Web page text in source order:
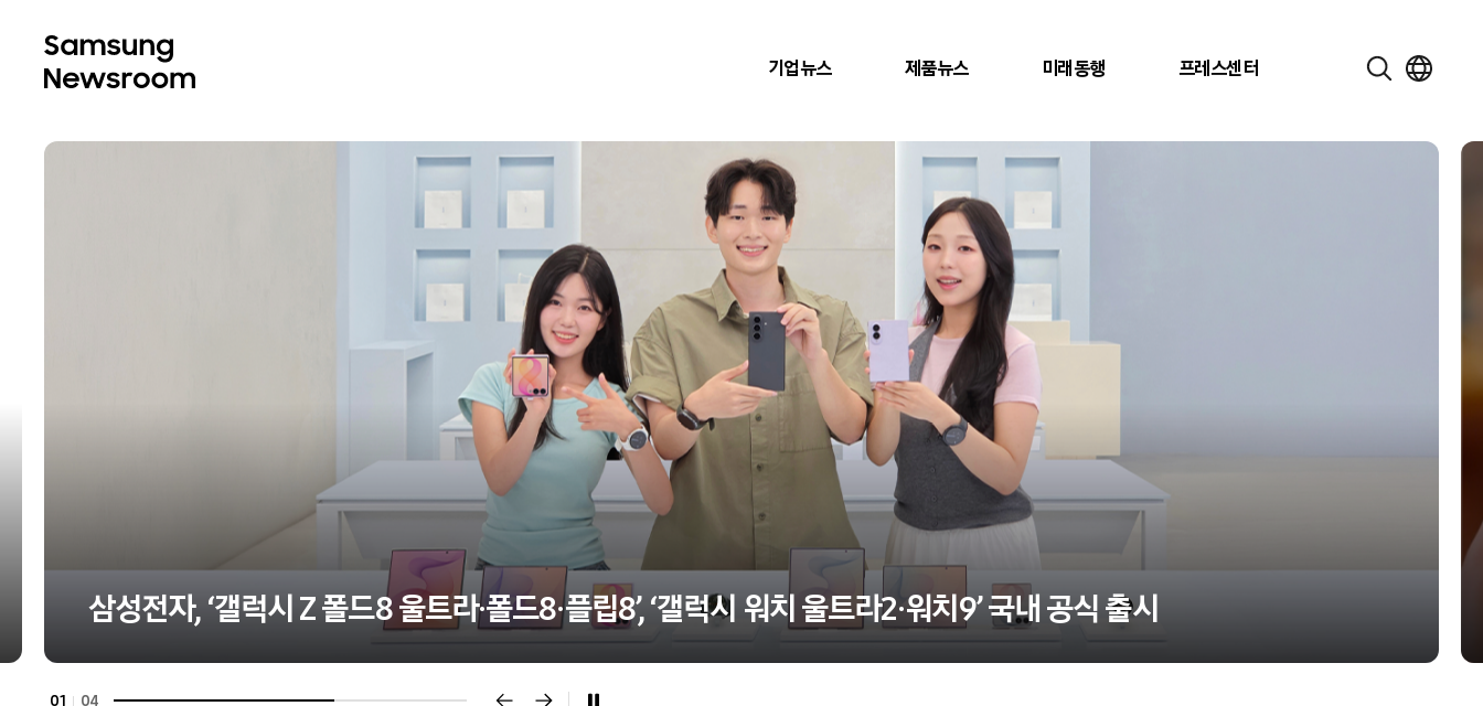
기업뉴스 제품뉴스 미래동행 프레스센터
삼성전자, ‘갤럭시 Z 폴드8 울트라·폴드8·플립8’, ‘갤럭시 워치 울트라2·워치9’ 국내 공식 출시
01 04